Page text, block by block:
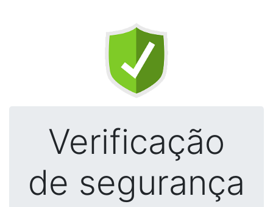
Verificação
de segurança